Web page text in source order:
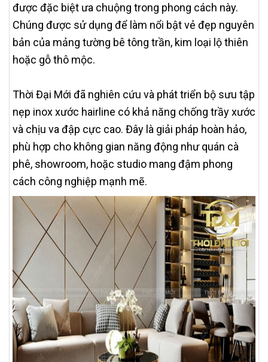
được đặc biệt ưa chuộng trong phong cách này.
Chúng được sử dụng để làm nổi bật vẻ đẹp nguyên
bản của mảng tường bê tông trần, kim loại lộ thiên
hoặc gỗ thô mộc.
Thời Đại Mới đã nghiên cứu và phát triển bộ sưu tập
nẹp inox xước hairline có khả năng chống trầy xước
và chịu va đập cực cao. Đây là giải pháp hoàn hảo,
phù hợp cho không gian năng động như quán cà
phê, showroom, hoặc studio mang đậm phong
cách công nghiệp mạnh mẽ.